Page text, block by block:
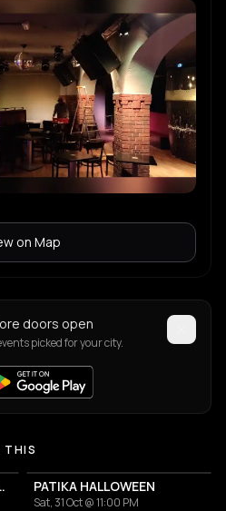
on Map
doors open
picked for your city.
THIS
Festival PATIKA HALLOWEEN
Sat, 31 Oct @ 11:00 PM